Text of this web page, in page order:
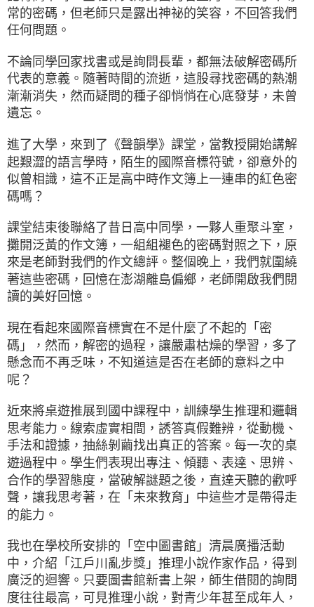
常的密碼，但老師只是露出神祕的笑容，不回答我們
任何問題。
不論同學回家找書或是詢問長輩，都無法破解密碼所
代表的意義。隨著時間的流逝，這股尋找密碼的熱潮
漸漸消失，然而疑問的種子卻悄悄在心底發芽，未曾
遺忘。
進了大學，來到了《聲韻學》課堂，當教授開始講解
起艱澀的語言學時，陌生的國際音標符號，卻意外的
似曾相識，這不正是高中時作文簿上一連串的紅色密
碼嗎？
課堂結束後聯絡了昔日高中同學，一夥人重聚斗室，
攤開泛黃的作文簿，一組組褪色的密碼對照之下，原
來是老師對我們的作文總評。整個晚上，我們就圍繞
著這些密碼，回憶在澎湖離島偏鄉，老師開啟我們閱
讀的美好回憶。
現在看起來國際音標實在不是什麼了不起的「密
碼」，然而，解密的過程，讓嚴肅枯燥的學習，多了
懸念而不再乏味，不知道這是否在老師的意料之中
呢？
近來將桌遊推展到國中課程中，訓練學生推理和邏輯
思考能力。線索虛實相間，誘答真假難辨，從動機、
手法和證據，抽絲剝繭找出真正的答案。每一次的桌
遊過程中。學生們表現出專注、傾聽、表達、思辨、
合作的學習態度，當破解謎題之後，直達天聽的歡呼
聲，讓我思考著，在「未來教育」中這些才是帶得走
的能力。
我也在學校所安排的「空中圖書館」清晨廣播活動
中，介紹「江戶川亂步獎」推理小說作家作品，得到
廣泛的迴響。只要圖書館新書上架，師生借閱的詢問
度往往最高，可見推理小說，對青少年甚至成年人，